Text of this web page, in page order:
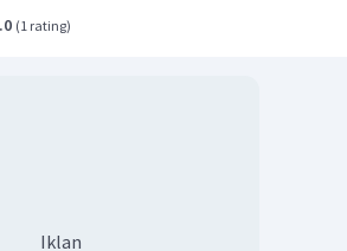
(1 rating)
Iklan